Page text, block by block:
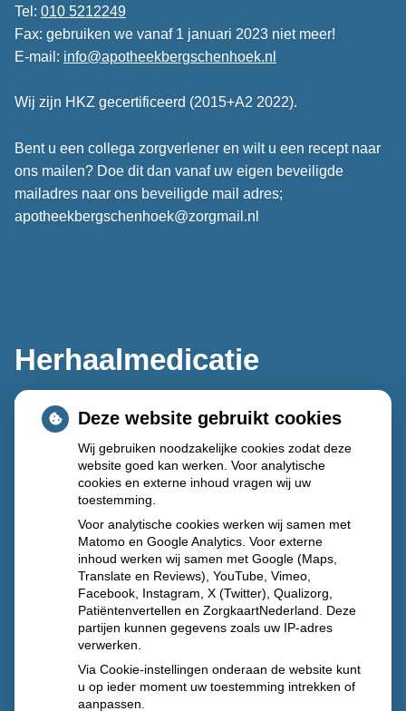
Tel: 010 5212249
Fax: gebruiken we vanaf 1 januari 2023 niet meer!
E-mail: info@apotheekbergschenhoek.nl
Wij zijn HKZ gecertificeerd (2015+A2 2022).
Bent u een collega zorgverlener en wilt u een recept naar
ons mailen? Doe dit dan vanaf uw eigen beveiligde
mailadres naar ons beveiligde mail adres;
apotheekbergschenhoek@zorgmail.nl
Herhaalmedicatie
Deze website gebruikt cookies
Wij gebruiken noodzakelijke cookies zodat deze
website goed kan werken. Voor analytische
cookies en externe inhoud vragen wij uw
toestemming.
Voor analytische cookies werken wij samen met
Matomo en Google Analytics. Voor externe
inhoud werken wij samen met Google (Maps,
Translate en Reviews), YouTube, Vimeo,
Facebook, Instagram, X (Twitter), Qualizorg,
Patiëntenvertellen en ZorgkaartNederland. Deze
partijen kunnen gegevens zoals uw IP-adres
verwerken.
Via Cookie-instellingen onderaan de website kunt
u op ieder moment uw toestemming intrekken of
aanpassen.